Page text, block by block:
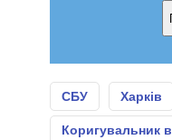
СБУ Харків
Коригувальник